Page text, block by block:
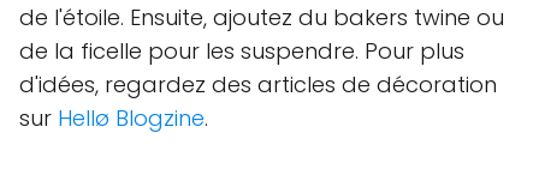
de l'étoile. Ensuite, ajoutez du bakers twine ou
de la ficelle pour les suspendre. Pour plus
d'idées, regardez des articles de décoration
sur Hellø Blogzine.